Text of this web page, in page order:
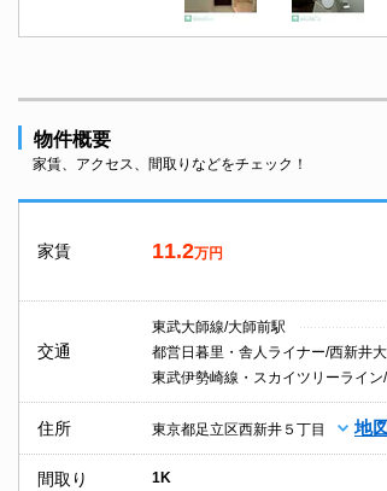
物件概要
家賃、アクセス、間取りなどをチェック！
家賃 11.2万円
交通
東武大師線/大師前駅
都営日暮里・舎人ライナー/西新井
東武伊勢崎線・スカイツリーライン
住所 東京都足立区西新井５丁目 地
間取り 1K